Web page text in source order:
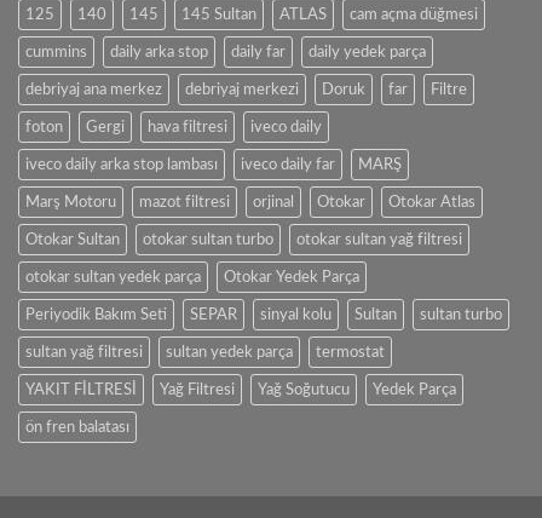
125 140 145 145 Sultan ATLAS cam açma düğmesi
cummins daily arka stop daily far daily yedek parça
debriyaj ana merkez debriyaj merkezi Doruk far Filtre
foton Gergi hava filtresi iveco daily
iveco daily arka stop lambası iveco daily far MARŞ
Marş Motoru mazot filtresi orjinal Otokar Otokar Atlas
Otokar Sultan otokar sultan turbo otokar sultan yağ filtresi
otokar sultan yedek parça Otokar Yedek Parça
Periyodik Bakım Seti SEPAR sinyal kolu Sultan sultan turbo
sultan yağ filtresi sultan yedek parça termostat
YAKIT FİLTRESİ Yağ Filtresi Yağ Soğutucu Yedek Parça
ön fren balatası